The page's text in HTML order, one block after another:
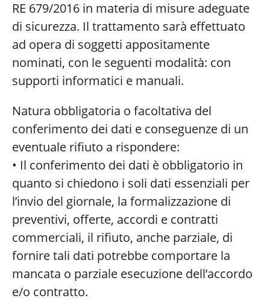
RE 679/2016 in materia di misure adeguate
di sicurezza. Il trattamento sarà effettuato
ad opera di soggetti appositamente
nominati, con le seguenti modalità: con
supporti informatici e manuali.
Natura obbligatoria o facoltativa del
conferimento dei dati e conseguenze di un
eventuale rifiuto a rispondere:
• Il conferimento dei dati è obbligatorio in
quanto si chiedono i soli dati essenziali per
l’invio del giornale, la formalizzazione di
preventivi, offerte, accordi e contratti
commerciali, il rifiuto, anche parziale, di
fornire tali dati potrebbe comportare la
mancata o parziale esecuzione dell’accordo
e/o contratto.